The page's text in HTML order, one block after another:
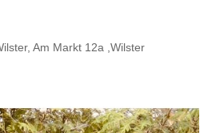
Am Markt 12a ,Wilster